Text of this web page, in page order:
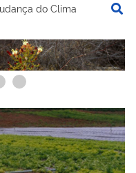
do Clima
Serviços